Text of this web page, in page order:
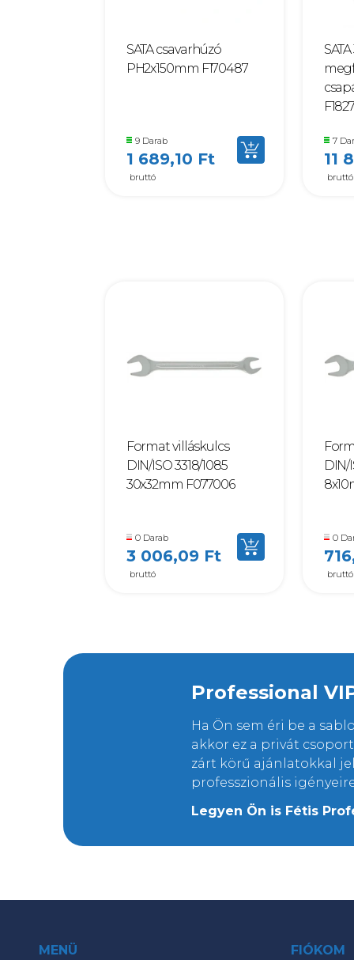
SATA csavarhúzó
PH2x150mm F170487
9 Darab
1 689,10 Ft
bruttó
7
11
bruttó
Format villáskulcs
DIN/ISO 3318/1085
30x32mm F077006
0 Darab
3 006,09 Ft
bruttó
DIN/
0
bruttó
Professional
Ha Ön sem éri be a
akkor ez a privát
zárt körű ajánlatokkal
professzionális
Legyen Ön is Fétis
MENÜ FIÓKOM